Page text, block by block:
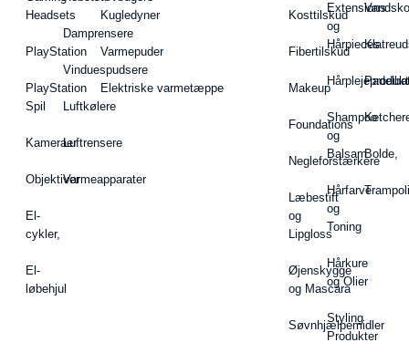
Headsets
PlayStation
PlayStation
Spil
Kameraer
Objektiver
El-
cykler,
El-
løbehjul
Damprensere
Vinduespudsere
Luftkølere
Luftrensere
Varmeapparater
Kugledyner
Varmepuder
Elektriske varmetæppe
Kosttilskud
Fibertilskud
Makeup
Foundations
Negleforstærkere
Læbestift
og
Lipgloss
Øjenskygge
og Mascara
Søvnhjælpemidler
Extensions
og
Hårpieces
Shampoo
og
Balsam
Hårfarve
og
Toning
Hårkure
og Olier
Styling
Produkter
Vandsko
Bolde,